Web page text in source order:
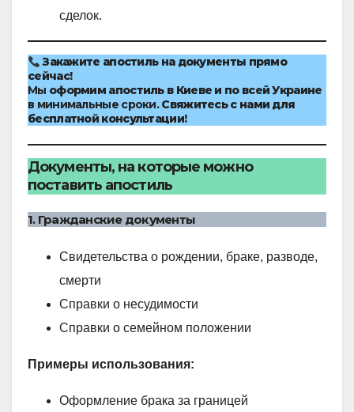
сделок.
Закажите апостиль на документы прямо
сейчас!
Мы оформим апостиль в Киеве и по всей Украине
в минимальные сроки.Свяжитесь с нами для
бесплатной консультации!
Документы, на которые можно
поставить апостиль
1. Гражданские документы
Свидетельства о рождении, браке, разводе,
смерти
Справки о несудимости
Справки о семейном положении
Примеры использования:
Оформление брака за границей